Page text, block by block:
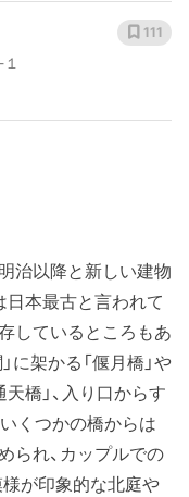
111
治以降と新しい建物
日本最古と言われて
しているところもあ
に架かる「偃月橋」や
橋」、入り口からす
くつかの橋からは
られ、カップルでの
様が印象的な北庭や